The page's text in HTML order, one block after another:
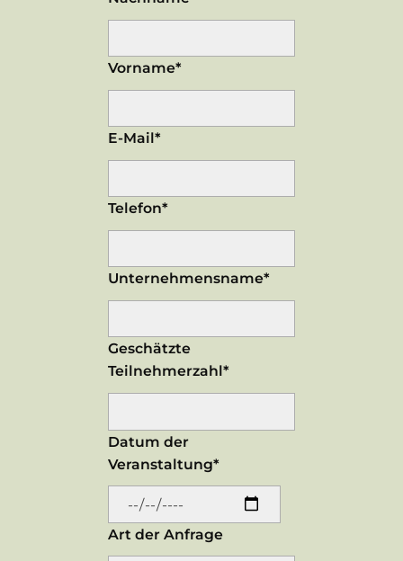
Vorname*
E-Mail*
Telefon*
Unternehmensname*
Geschätzte
Teilnehmerzahl*
Datum der
Veranstaltung*
Art der Anfrage